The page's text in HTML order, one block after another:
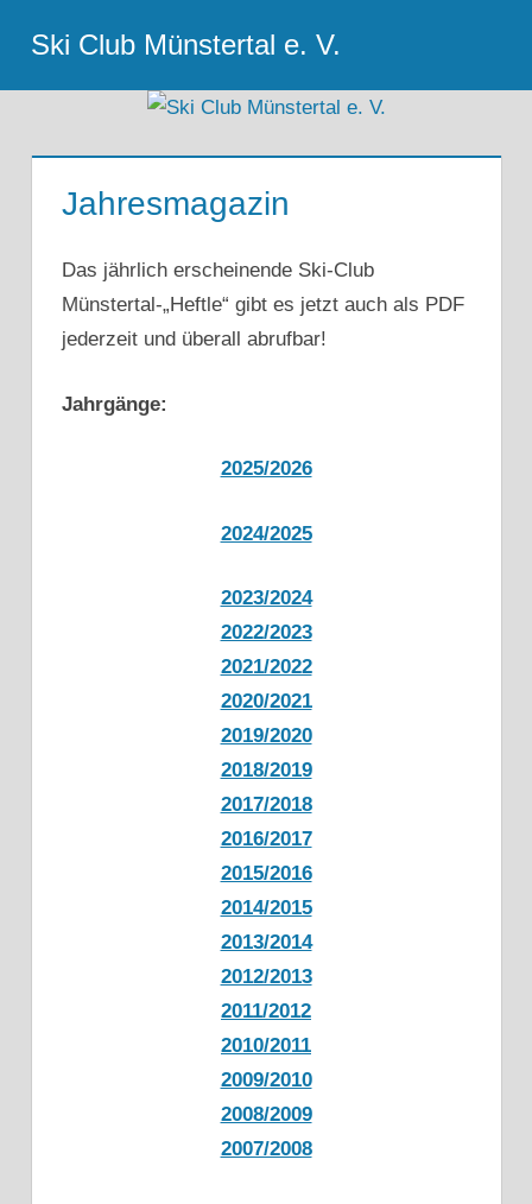
Inhalt
springen
Ski Club Münstertal e. V.
Jahresmagazin
Das jährlich erscheinende Ski-Club
Münstertal-„Heftle“ gibt es jetzt auch als PDF
jederzeit und überall abrufbar!
Jahrgänge:
2025/2026
2024/2025
2023/2024
2022/2023
2021/2022
2020/2021
2019/2020
2018/2019
2017/2018
2016/2017
2015/2016
2014/2015
2013/2014
2012/2013
2011/2012
2010/2011
2009/2010
2008/2009
2007/2008